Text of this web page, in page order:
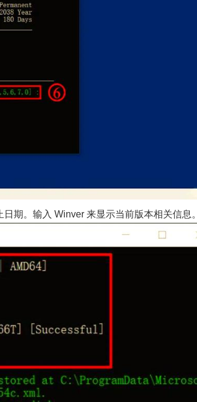
期。输入 Winver 来显示当前版本相关信息。